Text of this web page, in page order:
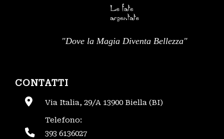
"Dove la Magia Diventa Bellezza"
CONTATTI
Via Italia, 29/A 13900 Biella (BI)
Telefono:
393 6136027